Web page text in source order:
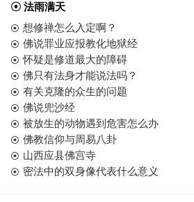
☉ 法雨满天
想修禅怎么入定啊？
佛说罪业应报教化地狱经
怀疑是修道最大的障碍
佛只有法身才能说法吗？
有关克隆的众生的问题
佛说兜沙经
被放生的动物遇到危害怎么办
佛教信仰与周易八卦
山西应县佛宫寺
密法中的双身像代表什么意义